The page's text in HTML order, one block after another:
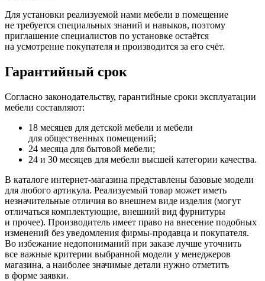
Для установки реализуемой нами мебели в помещение
не требуется специальных знаний и навыков, поэтому
приглашение специалистов по установке остаётся
на усмотрение покупателя и производится за его счёт.
Гарантийный срок
Согласно законодательству, гарантийные сроки эксплуатации
мебели составляют:
18 месяцев для детской мебели и мебели
для общественных помещений;
24 месяца для бытовой мебели;
24 и 30 месяцев для мебели высшей категории качества.
В каталоге интернет-магазина представлены базовые модели
для любого артикула. Реализуемый товар может иметь
незначительные отличия во внешнем виде изделия (могут
отличаться комплектующие, внешний вид фурнитуры
и прочее). Производитель имеет право на внесение подобных
изменений без уведомления фирмы-продавца и покупателя.
Во избежание недопониманий при заказе лучше уточнить
все важные критерии выбранной модели у менеджеров
магазина, а наиболее значимые детали нужно отметить
в форме заявки.